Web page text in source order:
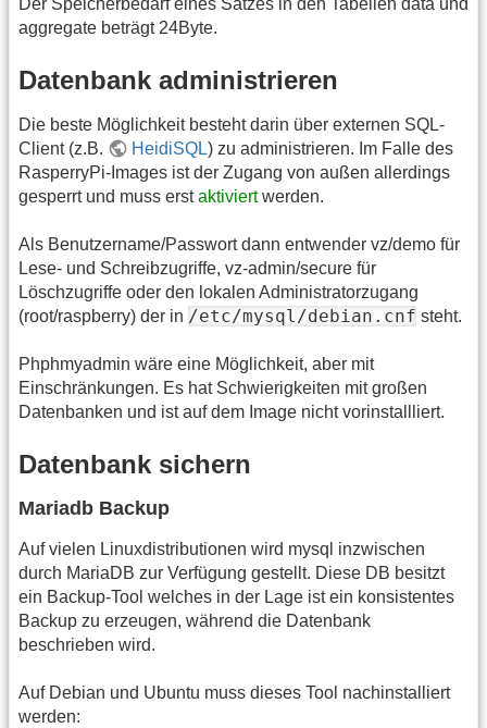
Der Speicherbedarf eines Satzes in den Tabellen data und
aggregate beträgt 24Byte.
Datenbank administrieren
Die beste Möglichkeit besteht darin über externen SQL-
Client (z.B.
HeidiSQL) zu administrieren. Im Falle des
RasperryPi-Images ist der Zugang von außen allerdings
gesperrt und muss erstaktiviertwerden.
Als Benutzername/Passwort dann entwender vz/demo für
Lese- und Schreibzugriffe, vz-admin/secure für
Löschzugriffe oder den lokalen Administratorzugang
(root/raspberry) der in /etc/mysql/debian.cnf steht.
Phphmyadmin wäre eine Möglichkeit, aber mit
Einschränkungen. Es hat Schwierigkeiten mit großen
Datenbanken und ist auf dem Image nicht vorinstallliert.
Datenbank sichern
Mariadb Backup
Auf vielen Linuxdistributionen wird mysql inzwischen
durch MariaDB zur Verfügung gestellt. Diese DB besitzt
ein Backup-Tool welches in der Lage ist ein konsistentes
Backup zu erzeugen, während die Datenbank
beschrieben wird.
Auf Debian und Ubuntu muss dieses Tool nachinstalliert
werden: